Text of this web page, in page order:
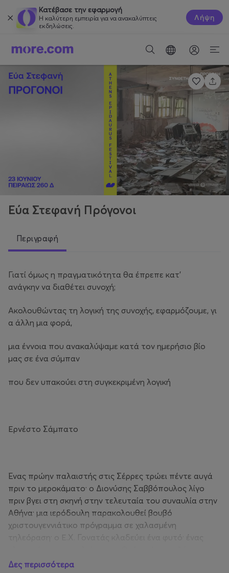
Κατέβασε την εφαρμογή
Η καλύτερη εμπειρία για να ανακαλύπτεις
εκδηλώσεις.
Λήψη
Εύα Στεφανή Πρόγονοι
Περιγραφή
Γιατί όμως η πραγματικότητα θα έπρεπε κατ’
ανάγκην να διαθέτει συνοχή;
Ακολουθώντας τη λογική της συνοχής, εφαρμόζουμε, γι
α άλλη μια φορά,
μια έννοια που ανακαλύψαμε κατά τον ημερήσιο βίο
μας σε ένα σύμπαν
που δεν υπακούει στη συγκεκριμένη λογική
Ερνέστο Σάμπατο
Ένας πρώην παλαιστής στις Σέρρες τρώει πέντε αυγά
πριν το μεροκάματο· ο Διονύσης Σαββόπουλος λίγο
πριν βγει στη σκηνή στην τελευταία του συναυλία στην
Αθήνα· μια ιερόδουλη παρακολουθεί βουβό
χριστουγεννιάτικο πρόγραμμα σε χαλασμένη
τηλεόραση· ο Ε.Χ. Γονατάς κλαδεύει ένα φυτό· ένας
ένα πρόωρο βρέφος κινείται μέσα σε μια θερμοκοιτίδα·
Δες περισσότερα